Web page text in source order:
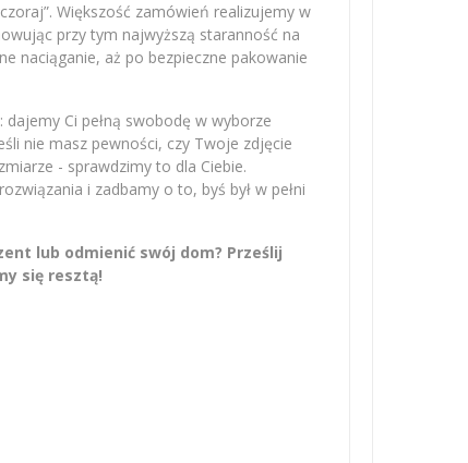
Większość zamówień realizujemy w
przy tym najwyższą staranność na
naciąganie, aż po bezpieczne pakowanie
: dajemy Ci pełną swobodę w wyborze
nie masz pewności, czy Twoje zdjęcie
- sprawdzimy to dla Ciebie.
i zadbamy o to, byś był w pełni
lub odmienić swój dom? Prześlij
się resztą!